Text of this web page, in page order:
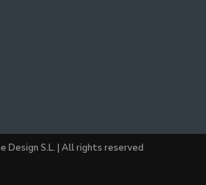
Design S.L. | All rights reserved